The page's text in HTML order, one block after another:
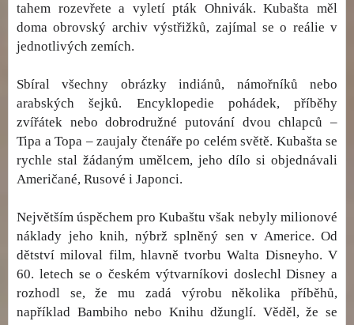
tahem rozevřete a vyletí pták Ohnivák. Kubašta měl
doma obrovský archiv výstřižků, zajímal se o reálie v
jednotlivých zemích.
Sbíral všechny obrázky indiánů, námořníků nebo
arabských šejků. Encyklopedie pohádek, příběhy
zvířátek nebo dobrodružné putování dvou chlapců –
Tipa a Topa – zaujaly čtenáře po celém světě. Kubašta se
rychle stal žádaným umělcem, jeho dílo si objednávali
Američané, Rusové i Japonci.
Největším úspěchem pro Kubaštu však nebyly milionové
náklady jeho knih, nýbrž splněný sen v Americe. Od
dětství miloval film, hlavně tvorbu Walta Disneyho. V
60. letech se o českém výtvarníkovi doslechl Disney a
rozhodl se, že mu zadá výrobu několika příběhů,
například Bambiho nebo Knihu džunglí. Věděl, že se